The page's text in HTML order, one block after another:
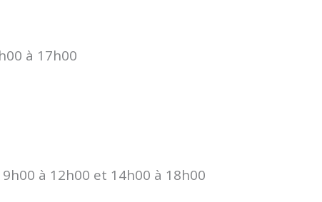
à 17h00
à 12h00 et 14h00 à 18h00